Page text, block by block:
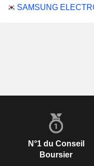
N°1 du Conseil
Boursier